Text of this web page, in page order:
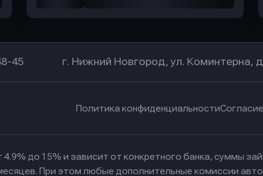
45 г. Нижний Новгород, ул. Коминтерна,
Политика конфиденциальности
4.9% до 15% и зависит от конкретного банка, суммы
При этом любые дополнительные комиссии